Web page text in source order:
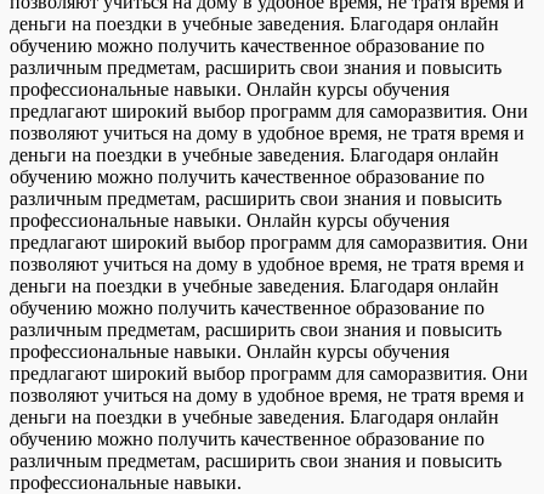
деньги на поездки в учебные заведения. Благодаря онлайн
обучению можно получить качественное образование по
различным предметам, расширить свои знания и повысить
профессиональные навыки. Онлайн курсы обучения
предлагают широкий выбор программ для саморазвития. Они
позволяют учиться на дому в удобное время, не тратя время и
деньги на поездки в учебные заведения. Благодаря онлайн
обучению можно получить качественное образование по
различным предметам, расширить свои знания и повысить
профессиональные навыки. Онлайн курсы обучения
предлагают широкий выбор программ для саморазвития. Они
позволяют учиться на дому в удобное время, не тратя время и
деньги на поездки в учебные заведения. Благодаря онлайн
обучению можно получить качественное образование по
различным предметам, расширить свои знания и повысить
профессиональные навыки. Онлайн курсы обучения
предлагают широкий выбор программ для саморазвития. Они
позволяют учиться на дому в удобное время, не тратя время и
деньги на поездки в учебные заведения. Благодаря онлайн
обучению можно получить качественное образование по
различным предметам, расширить свои знания и повысить
профессиональные навыки.